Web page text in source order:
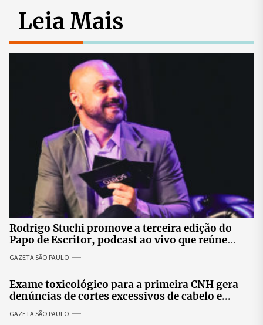
Leia Mais
Rodrigo Stuchi promove a terceira edição do
Papo de Escritor, podcast ao vivo que reúne
especialistas para discutir saúde mental e
prosperidade.
GAZETA SÃO PAULO
Exame toxicológico para a primeira CNH gera
denúncias de cortes excessivos de cabelo e
revolta entre candidatas
GAZETA SÃO PAULO